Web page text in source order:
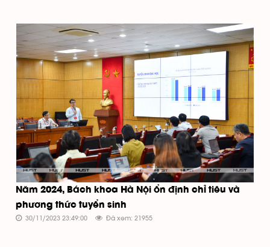
Năm 2024, Bách khoa Hà Nội ổn định chỉ tiêu và
phương thức tuyển sinh
30/11/2023 23:49:00 Đã xem: 21955